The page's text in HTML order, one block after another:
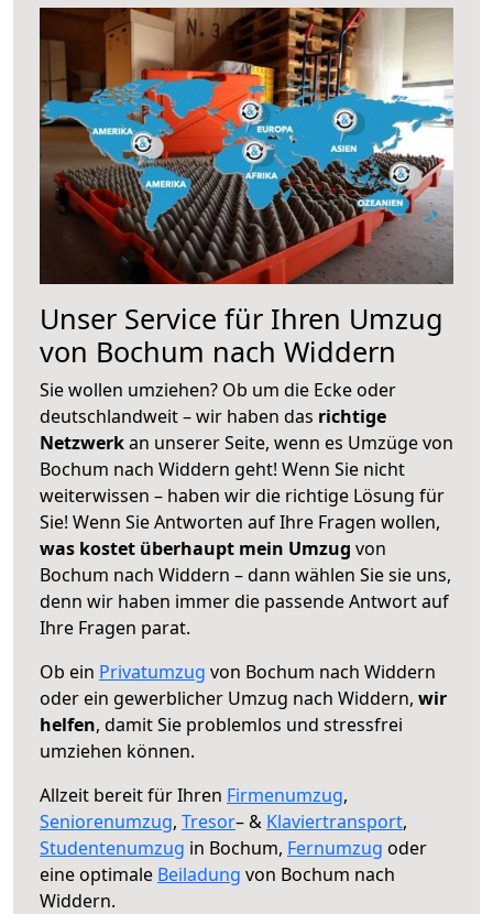
Unser Service für Ihren Umzug
von Bochum nach Widdern
Sie wollen umziehen? Ob um die Ecke oder
deutschlandweit – wir haben das richtige
Netzwerkan unserer Seite, wenn es Umzüge von
Bochum nach Widdern geht! Wenn Sie nicht
weiterwissen – haben wir die richtige Lösung für
Sie! Wenn Sie Antworten auf Ihre Fragen wollen,
was kostet überhaupt mein Umzug von
Bochum nach Widdern – dann wählen Sie sie uns,
denn wir haben immer die passende Antwort auf
Ihre Fragen parat.
Ob ein Privatumzug von Bochum nach Widdern
oder ein gewerblicher Umzug nach Widdern, wir
helfen, damit Sie problemlos und stressfrei
umziehen können.
Allzeit bereit für Ihren Firmenumzug,
Seniorenumzug, Tresor– & Klaviertransport,
Studentenumzug in Bochum, Fernumzug oder
eine optimale Beiladung von Bochum nach
Widdern.